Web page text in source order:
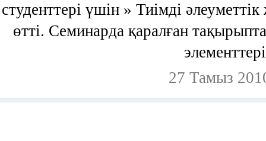
студенттері үшін » Тиімді
өтті. Семинарда қаралған
27 Тамыз